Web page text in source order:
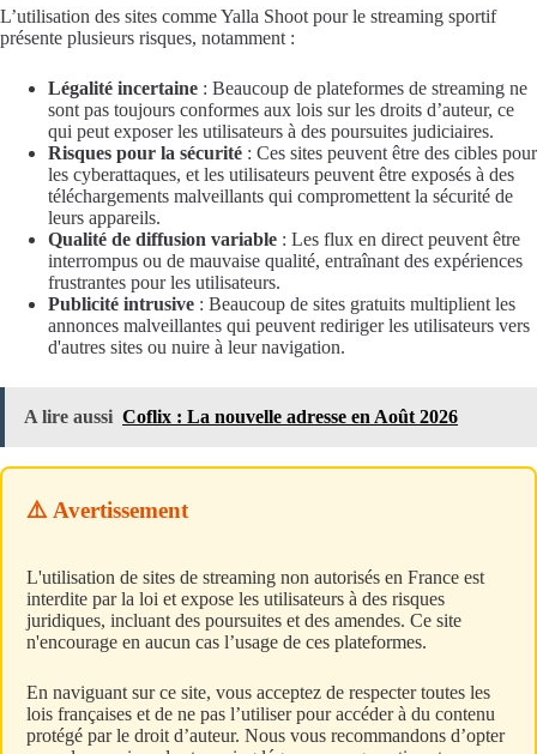
L’utilisation des sites comme Yalla Shoot pour le streaming sportif
présente plusieurs risques, notamment :
Légalité incertaine : Beaucoup de plateformes de streaming ne
sont pas toujours conformes aux lois sur les droits d’auteur, ce
qui peut exposer les utilisateurs à des poursuites judiciaires.
Risques pour la sécurité : Ces sites peuvent être des cibles pour
les cyberattaques, et les utilisateurs peuvent être exposés à des
téléchargements malveillants qui compromettent la sécurité de
leurs appareils.
Qualité de diffusion variable : Les flux en direct peuvent être
interrompus ou de mauvaise qualité, entraînant des expériences
frustrantes pour les utilisateurs.
Publicité intrusive : Beaucoup de sites gratuits multiplient les
annonces malveillantes qui peuvent rediriger les utilisateurs vers
d'autres sites ou nuire à leur navigation.
A lire aussi Coflix : La nouvelle adresse en Août 2026
⚠️ Avertissement
L'utilisation de sites de streaming non autorisés en France est
interdite par la loi et expose les utilisateurs à des risques
juridiques, incluant des poursuites et des amendes. Ce site
n'encourage en aucun cas l’usage de ces plateformes.
En naviguant sur ce site, vous acceptez de respecter toutes les
lois françaises et de ne pas l’utiliser pour accéder à du contenu
protégé par le droit d’auteur. Nous vous recommandons d’opter